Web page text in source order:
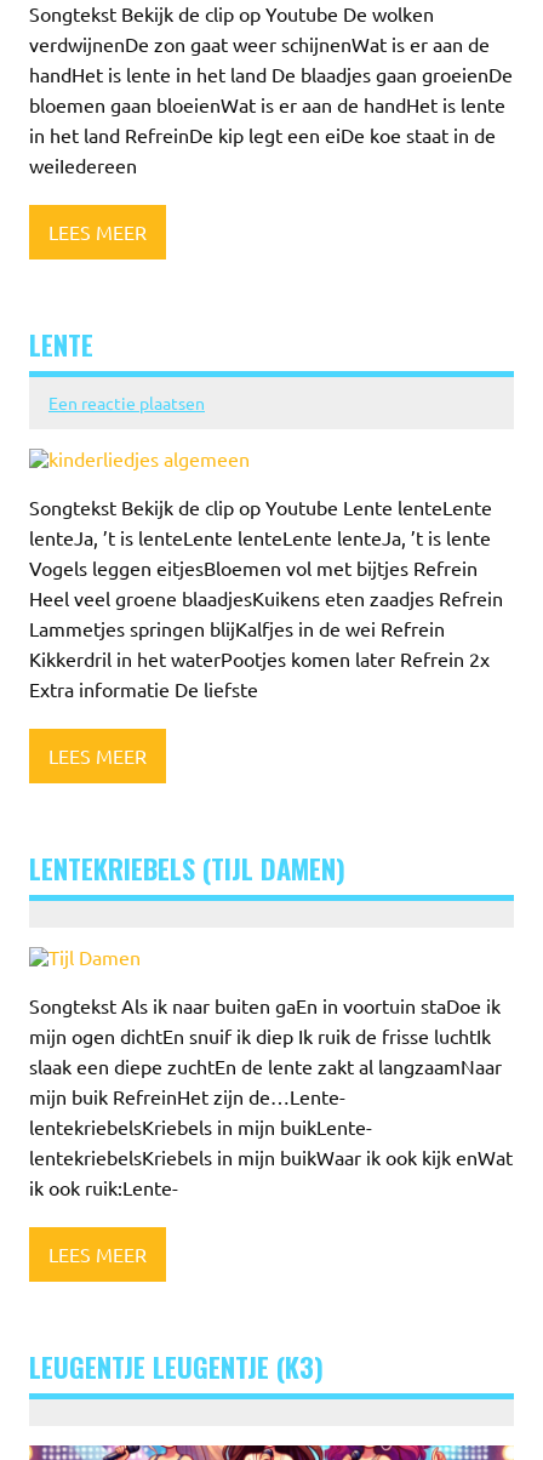
Songtekst Bekijk de clip op Youtube De wolken
verdwijnenDe zon gaat weer schijnenWat is er aan de
handHet is lente in het land De blaadjes gaan groeienDe
bloemen gaan bloeienWat is er aan de handHet is lente
in het land RefreinDe kip legt een eiDe koe staat in de
weiIedereen
LEES MEER
LENTE
Een reactie plaatsen
Songtekst Bekijk de clip op Youtube Lente lenteLente
lenteJa, ’t is lenteLente lenteLente lenteJa, ’t is lente
Vogels leggen eitjesBloemen vol met bijtjes Refrein
Heel veel groene blaadjesKuikens eten zaadjes Refrein
Lammetjes springen blijKalfjes in de wei Refrein
Kikkerdril in het waterPootjes komen later Refrein 2x
Extra informatie De liefste
LEES MEER
LENTEKRIEBELS (TIJL DAMEN)
Songtekst Als ik naar buiten gaEn in voortuin staDoe ik
mijn ogen dichtEn snuif ik diep Ik ruik de frisse luchtIk
slaak een diepe zuchtEn de lente zakt al langzaamNaar
mijn buik RefreinHet zijn de…Lente-
lentekriebelsKriebels in mijn buikLente-
lentekriebelsKriebels in mijn buikWaar ik ook kijk enWat
ik ook ruik:Lente-
LEES MEER
LEUGENTJE LEUGENTJE (K3)